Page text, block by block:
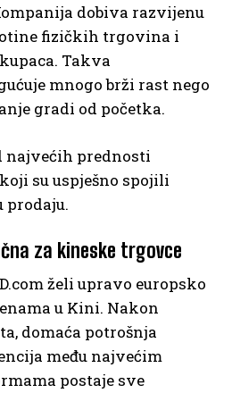
dobiva razvijenu
fizičkih trgovina i
Takva
mnogo brži rast nego
gradi od početka.
najvećih prednosti
su uspješno spojili
za kineske trgovce
želi upravo europsko
u Kini. Nakon
domaća potrošnja
među najvećim
postaje sve